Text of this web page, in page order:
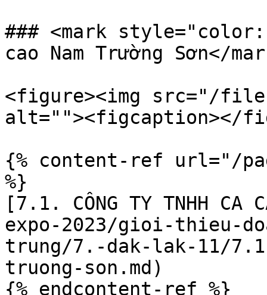
### <mark
cao Nam Trường Sơn</
<figure><img src="/files/
alt=""><figcaption></
{% content-ref url="/
%}
[7.1. CÔNG TY TNHH CA
expo-2023/gioi-thieu-
trung/7.-dak-lak-11/
truong-son.md)
{% endcontent-ref %}